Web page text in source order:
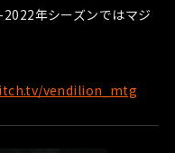
年シーズンではマジ
vendilion_mtg